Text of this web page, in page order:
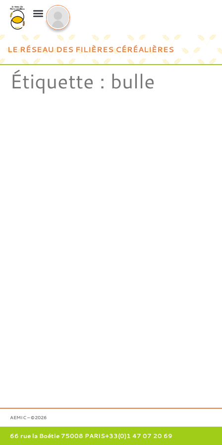
LE RÉSEAU DES FILIÈRES CÉRÉALIÈRES
Étiquette : bulle
AEMIC – ©2026
66 rue la Boétie 75008 PARIS+33(0)1 47 07 20 69